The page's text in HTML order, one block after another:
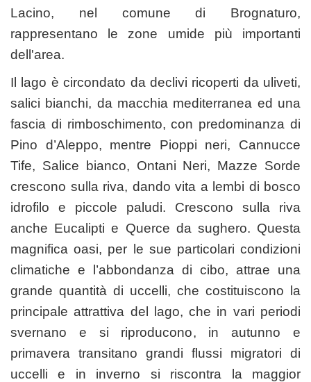
Lacino, nel comune di Brognaturo,
rappresentano le zone umide più importanti
dell'area.
Il lago è circondato da declivi ricoperti da uliveti,
salici bianchi, da macchia mediterranea ed una
fascia di rimboschimento, con predominanza di
Pino d’Aleppo, mentre Pioppi neri, Cannucce
Tife, Salice bianco, Ontani Neri, Mazze Sorde
crescono sulla riva, dando vita a lembi di bosco
idrofilo e piccole paludi. Crescono sulla riva
anche Eucalipti e Querce da sughero. Questa
magnifica oasi, per le sue particolari condizioni
climatiche e l’abbondanza di cibo, attrae una
grande quantità di uccelli, che costituiscono la
principale attrattiva del lago, che in vari periodi
svernano e si riproducono, in autunno e
primavera transitano grandi flussi migratori di
uccelli e in inverno si riscontra la maggior